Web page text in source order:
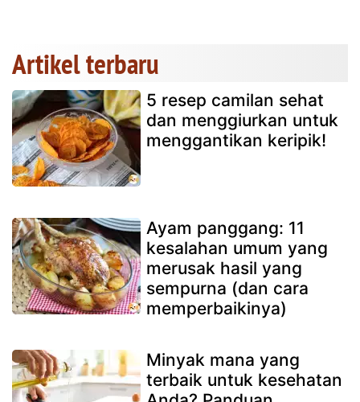
Artikel terbaru
5 resep camilan sehat
dan menggiurkan untuk
menggantikan keripik!
Ayam panggang: 11
kesalahan umum yang
merusak hasil yang
sempurna (dan cara
memperbaikinya)
Minyak mana yang
terbaik untuk kesehatan